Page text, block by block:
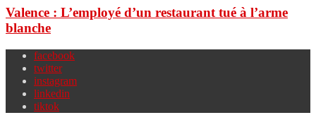
Valence : L’employé d’un restaurant tué à l’arme
blanche
facebook
twitter
instagram
linkedin
tiktok